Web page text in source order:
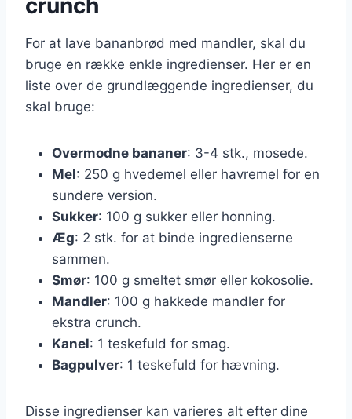
For at lave bananbrød med mandler, skal du
bruge en række enkle ingredienser. Her er en
liste over de grundlæggende ingredienser, du
skal bruge:
Overmodne bananer: 3-4 stk., mosede.
Mel: 250 g hvedemel eller havremel for en
sundere version.
Sukker: 100 g sukker eller honning.
Æg: 2 stk. for at binde ingredienserne
sammen.
Smør: 100 g smeltet smør eller kokosolie.
Mandler: 100 g hakkede mandler for
ekstra crunch.
Kanel: 1 teskefuld for smag.
Bagpulver: 1 teskefuld for hævning.
Disse ingredienser kan varieres alt efter dine